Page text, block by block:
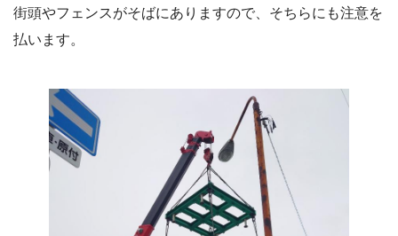
街頭やフェンスがそばにありますので、そちらにも注意を
払います。